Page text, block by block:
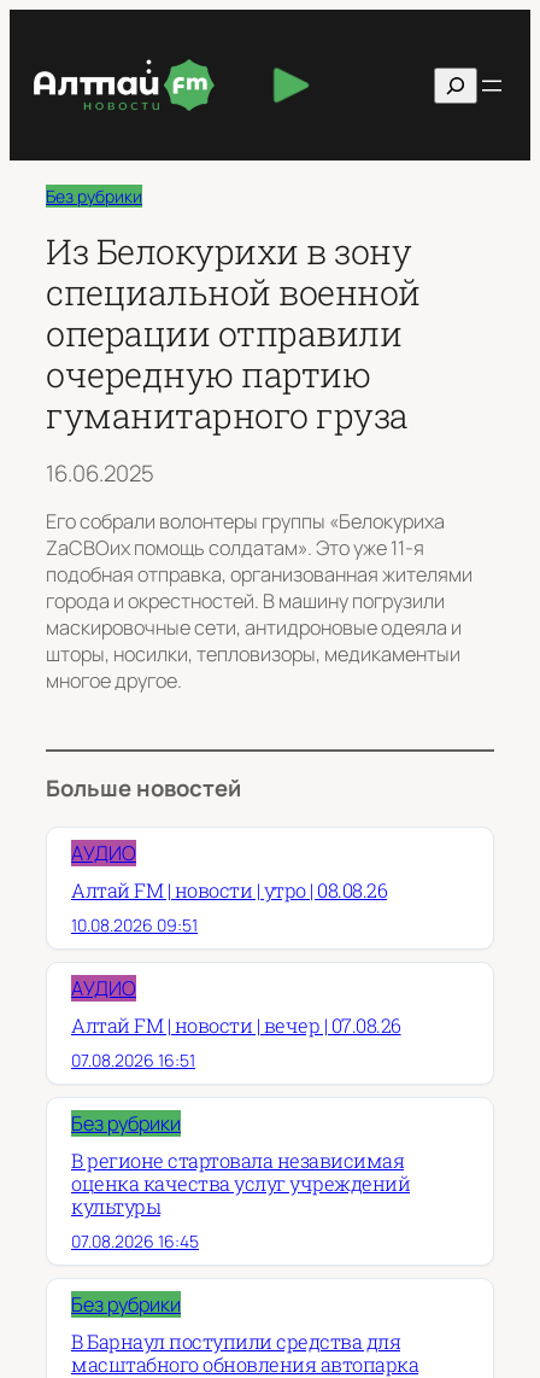
содержимому
Поиск
Без рубрики
Из Белокурихи в зону
специальной военной
операции отправили
очередную партию
гуманитарного груза
16.06.2025
Его собрали волонтеры группы «Белокуриха
ZaСВОих помощь солдатам». Это уже 11-я
подобная отправка, организованная жителями
города и окрестностей. В машину погрузили
маскировочные сети, антидроновые одеяла и
шторы, носилки, тепловизоры, медикаментыи
многое другое.
Больше новостей
АУДИО
Алтай FM | новости | утро | 08.08.26
10.08.2026 09:51
АУДИО
Алтай FM | новости | вечер | 07.08.26
07.08.2026 16:51
Без рубрики
В регионе стартовала независимая
оценка качества услуг учреждений
культуры
07.08.2026 16:45
Без рубрики
В Барнаул поступили средства для
масштабного обновления автопарка